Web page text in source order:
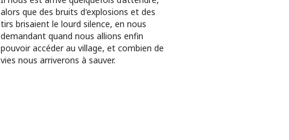
alors que des bruits d'explosions et des
tirs brisaient le lourd silence, en nous
demandant quand nous allions enfin
pouvoir accéder au village, et combien de
vies nous arriverons à sauver.